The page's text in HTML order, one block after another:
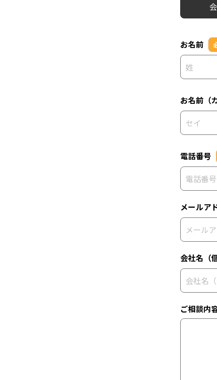
お名前
お名前（
電話番号
メールア
会社名（
ご相談内